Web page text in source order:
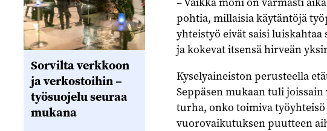
pohtia, millaisia käytäntöjä
yhteistyö eivät saisi
ja kokevat itsensä hirveän
Kyselyaineiston perusteella
Seppäsen mukaan tuli
turha, onko toimiva
vuorovaikutuksen puutteen
Sorvilta verkkoon
ja verkostoihin –
työsuojelu seuraa
mukana